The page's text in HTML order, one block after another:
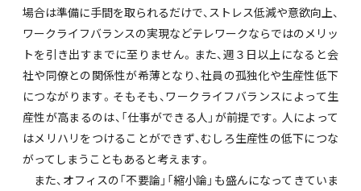
場合は準備に手間を取られるだけで、ストレス低減や意欲向上、
ワークライフバランスの実現などテレワークならではのメリッ
トを引き出すまでに至りません。また、週３日以上になると会
社や同僚との関係性が希薄となり、社員の孤独化や生産性低下
につながります。そもそも、ワークライフバランスによって生
産性が高まるのは、「仕事ができる人」が前提です。人によって
はメリハリをつけることができず、むしろ生産性の低下につな
がってしまうこともあると考えます。
また、オフィスの「不要論」「縮小論」も盛んになってきていま